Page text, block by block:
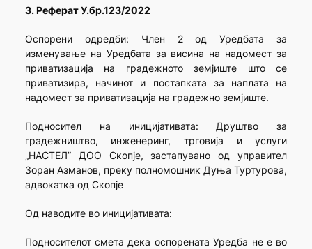
3. Реферат У.бр.123/2022
Оспорени одредби: Член 2 од Уредбата за
изменување на Уредбата за висина на надомест за
приватизација на градежното земјиште што се
приватизира, начинот и постапката за наплата на
надомест за приватизација на градежно земјиште.
Подносител на иницијативата: Друштво за
градежништво, инженеринг, трговија и услуги
„НАСТЕЛ” ДОО Скопје, застапувано од управител
Зоран Азманов, преку полномошник Дуња Туртурова,
адвокатка од Скопје
Од наводите во иницијативата:
Подносителот смета дека оспорената Уредба не е во